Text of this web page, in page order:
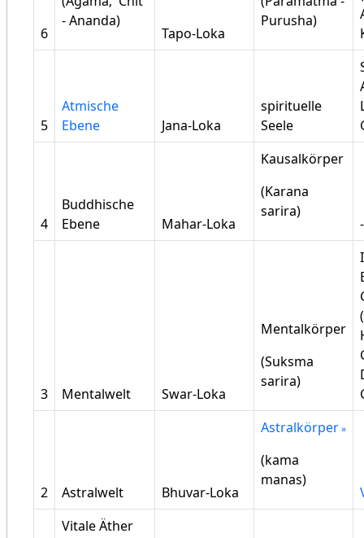
6
- Ananda)
Tapo-Loka
Purusha)
5
Atmische
Ebene
Jana-Loka
spirituelle
Seele
4
Buddhische
Ebene
Mahar-Loka
Kausalkörper
(Karana
sarira)
-
3 Mentalwelt Swar-Loka
Mentalkörper
(Suksma
sarira)
2 Astralwelt Bhuvar-Loka
Astralkörper
(kama
manas)
Vitale Äther